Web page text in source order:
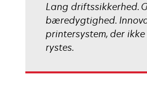
Lang driftssikkerhed.
bæredygtighed.
printersystem, der
rystes.